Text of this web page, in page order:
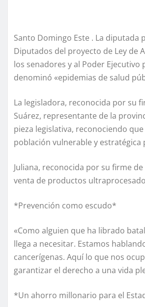
Santo Domingo Este . La diputada
Diputados del proyecto de Ley de
los senadores y al Poder
denominó «epidemias de salud
La legisladora, reconocida por su
Suárez, representante de la
pieza legislativa, reconociendo
población vulnerable y estratégica
Juliana, reconocida por su firme
venta de productos
*Prevención como escudo*
«Como alguien que ha librado
llega a necesitar. Estamos
cancerígenas. Aquí lo que nos
garantizar el derecho a una vida
*Un ahorro millonario para el